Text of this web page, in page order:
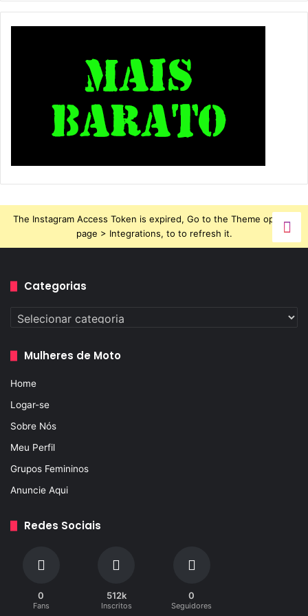
The Instagram Access Token is expired, Go to the Theme options
page > Integrations, to to refresh it.
Categorias
Categorias
Mulheres de Moto
Home
Logar-se
Sobre Nós
Meu Perfil
Grupos Femininos
Anuncie Aqui
Redes Sociais
0
Fans
512k
Inscritos
0
Seguidores